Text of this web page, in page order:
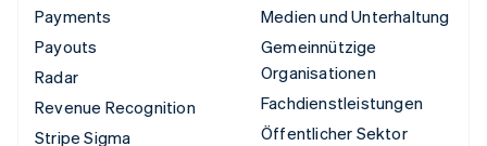
Payments
Payouts
Radar
Revenue Recognition
Stripe Sigma
Medien und Unterhaltung
Gemeinnützige
Organisationen
Fachdienstleistungen
Öffentlicher Sektor